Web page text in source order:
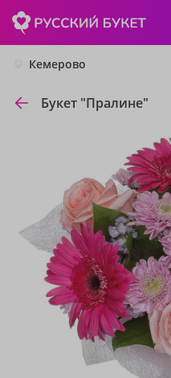
Кемерово
Букет "Пралине"